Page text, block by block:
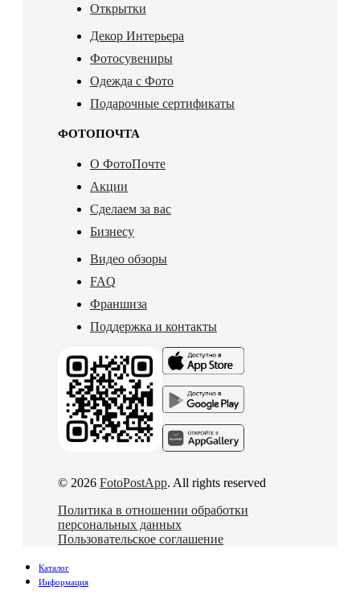
Открытки
Декор Интерьера
Фотосувениры
Одежда с Фото
Подарочные сертификаты
ФОТОПОЧТА
О ФотоПочте
Акции
Сделаем за вас
Бизнесу
Видео обзоры
FAQ
Франшиза
Поддержка и контакты
© 2026 FotoPostApp. All rights reserved
Политика в отношении обработки
персональных данных
Пользовательское соглашение
Каталог
Информация